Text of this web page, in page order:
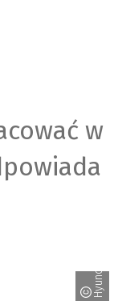
w
Hyundai